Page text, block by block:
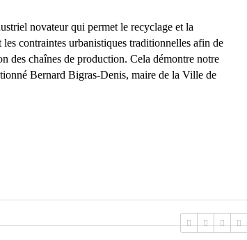
novateur qui permet le recyclage et la
contraintes urbanistiques traditionnelles afin de
des chaînes de production. Cela démontre notre
Bernard Bigras-Denis, maire de la Ville de